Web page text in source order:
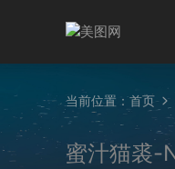
当前位置：首页
蜜汁猫裘-